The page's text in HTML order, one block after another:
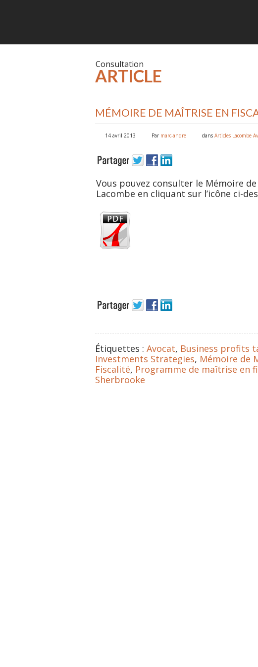
Consultation
ARTICLE
MÉMOIRE DE MAÎTRISE EN
14 avril 2013 Par marc-andre dans Articles Lacombe
Vous pouvez consulter le Mémoire
Lacombe en cliquant sur l’icône ci-
Étiquettes : Avocat, Business profits
Investments Strategies, Mémoire de
Fiscalité, Programme de maîtrise en
Sherbrooke